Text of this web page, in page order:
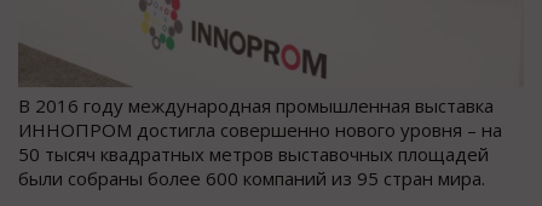
В 2016 году международная промышленная выставка
ИННОПРОМ достигла совершенно нового уровня – на
50 тысяч квадратных метров выставочных площадей
были собраны более 600 компаний из 95 стран мира.